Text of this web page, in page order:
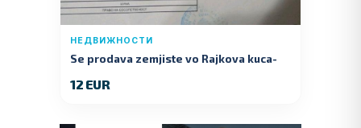
НЕДВИЖНОСТИ
Se prodava zemjiste vo Rajkova kuca-
12 EUR